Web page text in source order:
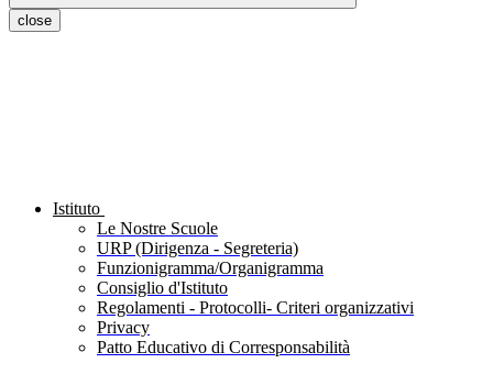
close
Istituto
Le Nostre Scuole
URP (Dirigenza - Segreteria)
Funzionigramma/Organigramma
Consiglio d'Istituto
Regolamenti - Protocolli- Criteri organizzativi
Privacy
Patto Educativo di Corresponsabilità